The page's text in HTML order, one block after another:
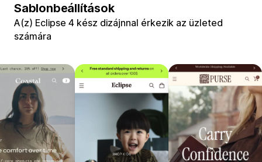
Sablonbeállítások
A(z) Eclipse 4 kész dizájnnal érkezik az üzleted
számára